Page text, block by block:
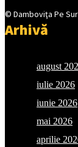
© Damboviţa Pe
Arhivă
august
iulie 2026
iunie 2026
mai 2026
aprilie